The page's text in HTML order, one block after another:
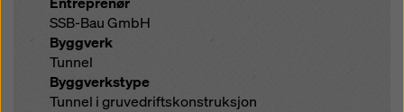
SSB-Bau GmbH
Byggverk
Tunnel
Byggverkstype
Tunnel i gruvedriftskonstruksjon